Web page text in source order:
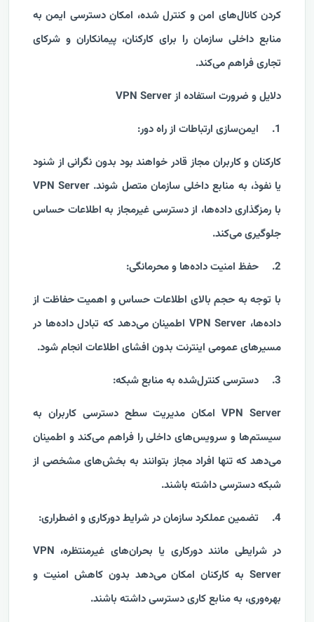
کردن کانال‌های امن و کنترل شده، امکان دسترسی ایمن به
منابع داخلی سازمان را برای کارکنان، پیمانکاران و شرکای
تجاری فراهم می‌کند.
دلایل و ضرورت استفاده از VPN Server
1. ایمن‌سازی ارتباطات از راه دور:
کارکنان و کاربران مجاز قادر خواهند بود بدون نگرانی از شنود
یا نفوذ، به منابع داخلی سازمان متصل شوند. VPN Server
با رمزگذاری داده‌ها، از دسترسی غیرمجاز به اطلاعات حساس
جلوگیری می‌کند.
2. حفظ امنیت داده‌ها و محرمانگی:
با توجه به حجم بالای اطلاعات حساس و اهمیت حفاظت از
داده‌ها، VPN Server اطمینان می‌دهد که تبادل داده‌ها در
مسیرهای عمومی اینترنت بدون افشای اطلاعات انجام شود.
3. دسترسی کنترل‌شده به منابع شبکه:
VPN Server امکان مدیریت سطح دسترسی کاربران به
سیستم‌ها و سرویس‌های داخلی را فراهم می‌کند و اطمینان
می‌دهد که تنها افراد مجاز بتوانند به بخش‌های مشخصی از
شبکه دسترسی داشته باشند.
4. تضمین عملکرد سازمان در شرایط دورکاری و اضطراری:
در شرایطی مانند دورکاری یا بحران‌های غیرمنتظره، VPN
Server به کارکنان امکان می‌دهد بدون کاهش امنیت و
بهره‌وری، به منابع کاری دسترسی داشته باشند.